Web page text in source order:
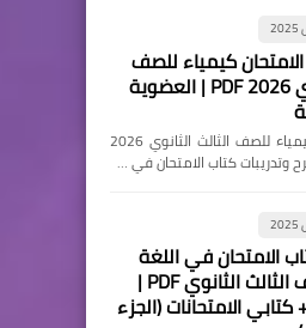
كيمياء للصف
الثالث الثانوي 2026 PDF | العضوية
📘 تحميل كتاب الامتحان في الكيمياء للصف الثالث الثانوي 2026
الامتحان في اللغة
العربية للصف الثالث الثانوي PDF |
الامتحانات (الجزء